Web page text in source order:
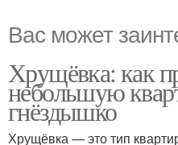
Вас может
Хрущёвка: как
небольшую
гнёздышко
Хрущёвка — это тип